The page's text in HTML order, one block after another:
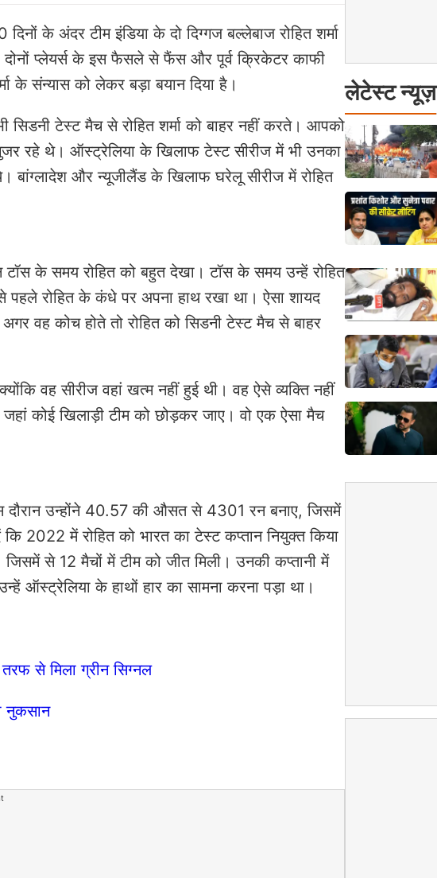
के अंदर टीम इंडिया के दो दिग्गज बल्लेबाज रोहित शर्मा
प्लेयर्स के इस फैसले से फैंस और पूर्व क्रिकेटर काफी
के संन्यास को लेकर बड़ा बयान दिया है।
सिडनी टेस्ट मैच से रोहित शर्मा को बाहर नहीं करते। आपको
रहे थे। ऑस्ट्रेलिया के खिलाफ टेस्ट सीरीज में भी उनका
बांग्लादेश और न्यूजीलैंड के खिलाफ घरेलू सीरीज में रोहित
टॉस के समय रोहित को बहुत देखा। टॉस के समय उन्हें रोहित
पहले रोहित के कंधे पर अपना हाथ रखा था। ऐसा शायद
वह कोच होते तो रोहित को सिडनी टेस्ट मैच से बाहर
वह सीरीज वहां खत्म नहीं हुई थी। वह ऐसे व्यक्ति नहीं
कोई खिलाड़ी टीम को छोड़कर जाए। वो एक ऐसा मैच
दौरान उन्होंने 40.57 की औसत से 4301 रन बनाए, जिसमें
2022 में रोहित को भारत का टेस्ट कप्तान नियुक्त किया
से 12 मैचों में टीम को जीत मिली। उनकी कप्तानी में
ऑस्ट्रेलिया के हाथों हार का सामना करना पड़ा था।
से मिला ग्रीन सिग्नल
नुकसान
लेटेस्ट न्यूज़